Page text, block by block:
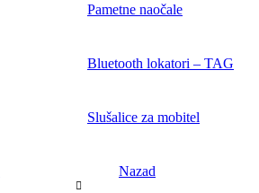
Pametne naočale
Bluetooth lokatori – TAG
Slušalice za mobitel
Nazad